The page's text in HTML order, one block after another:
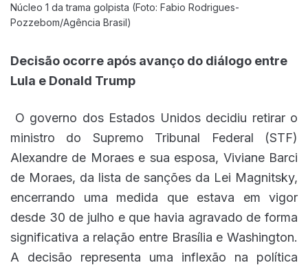
Núcleo 1 da trama golpista (Foto: Fabio Rodrigues-
Pozzebom/Agência Brasil)
Decisão ocorre após avanço do diálogo entre
Lula e Donald Trump
O governo dos Estados Unidos decidiu retirar o
ministro do Supremo Tribunal Federal (STF)
Alexandre de Moraes e sua esposa, Viviane Barci
de Moraes, da lista de sanções da Lei Magnitsky,
encerrando uma medida que estava em vigor
desde 30 de julho e que havia agravado de forma
significativa a relação entre Brasília e Washington.
A decisão representa uma inflexão na política